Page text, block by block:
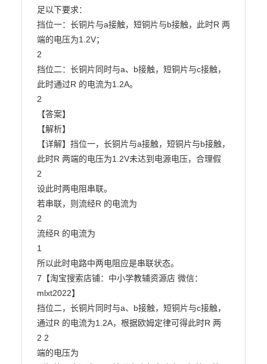
足以下要求：
挡位一：长铜片与a接触，短铜片与b接触，此时R 两
端的电压为1.2V；
2
挡位二：长铜片同时与a、b接触，短铜片与c接触，
此时通过R 的电流为1.2A。
2
【答案】
【解析】
【详解】挡位一，长铜片与a接触，短铜片与b接触，
此时R 两端的电压为1.2V未达到电源电压，合理假
2
设此时两电阻串联。
若串联，则流经R 的电流为
2
流经R 的电流为
1
所以此时电路中两电阻应是串联状态。
7【淘宝搜索店铺：中小学教辅资源店 微信：
mlxt2022】
挡位二，长铜片同时与a、b接触，短铜片与c接触，
通过R 的电流为1.2A，根据欧姆定律可得此时R 两
2 2
端的电压为